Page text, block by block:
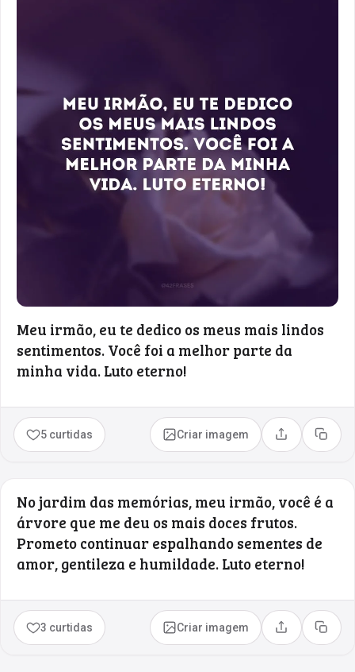
Meu irmão, eu te dedico os meus mais lindos
sentimentos. Você foi a melhor parte da
minha vida. Luto eterno!
5 curtidas Criar imagem Compartilhar
Copiar
No jardim das memórias, meu irmão, você é a
árvore que me deu os mais doces frutos.
Prometo continuar espalhando sementes de
amor, gentileza e humildade. Luto eterno!
3 curtidas Criar imagem Compartilhar
Copiar